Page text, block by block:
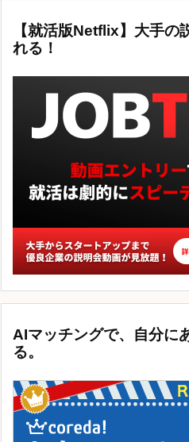
【就活版Netflix】大手の
れる！
AIマッチングで、自分に
る。